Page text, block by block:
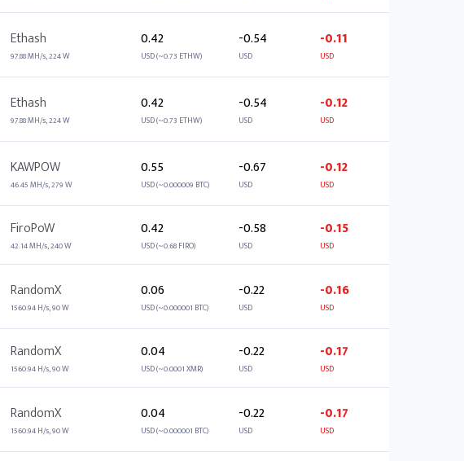
Ethash
97.88 MH/s, 224 W
0.42
USD (~0.73 ETHW)
-0.54
USD
-0.11
USD
Ethash
97.88 MH/s, 224 W
0.42
USD (~0.73 ETHW)
-0.54
USD
-0.12
USD
KAWPOW
46.45 MH/s, 279 W
0.55
USD (~0.000009 BTC)
-0.67
USD
-0.12
USD
FiroPoW
42.14 MH/s, 240 W
0.42
USD (~0.68 FIRO)
-0.58
USD
-0.15
USD
RandomX
1560.94 H/s, 90 W
0.06
USD (~0.000001 BTC)
-0.22
USD
-0.16
USD
RandomX
1560.94 H/s, 90 W
0.04
USD (~0.0001 XMR)
-0.22
USD
-0.17
USD
RandomX
1560.94 H/s, 90 W
0.04
USD (~0.000001 BTC)
-0.22
USD
-0.17
USD